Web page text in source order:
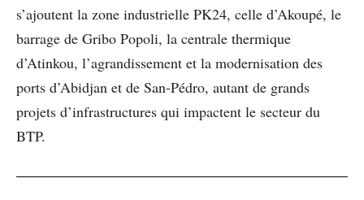
s’ajoutent la zone industrielle PK24, celle d’Akoupé, le
barrage de Gribo Popoli, la centrale thermique
d’Atinkou, l’agrandissement et la modernisation des
ports d’Abidjan et de San-Pédro, autant de grands
projets d’infrastructures qui impactent le secteur du
BTP.